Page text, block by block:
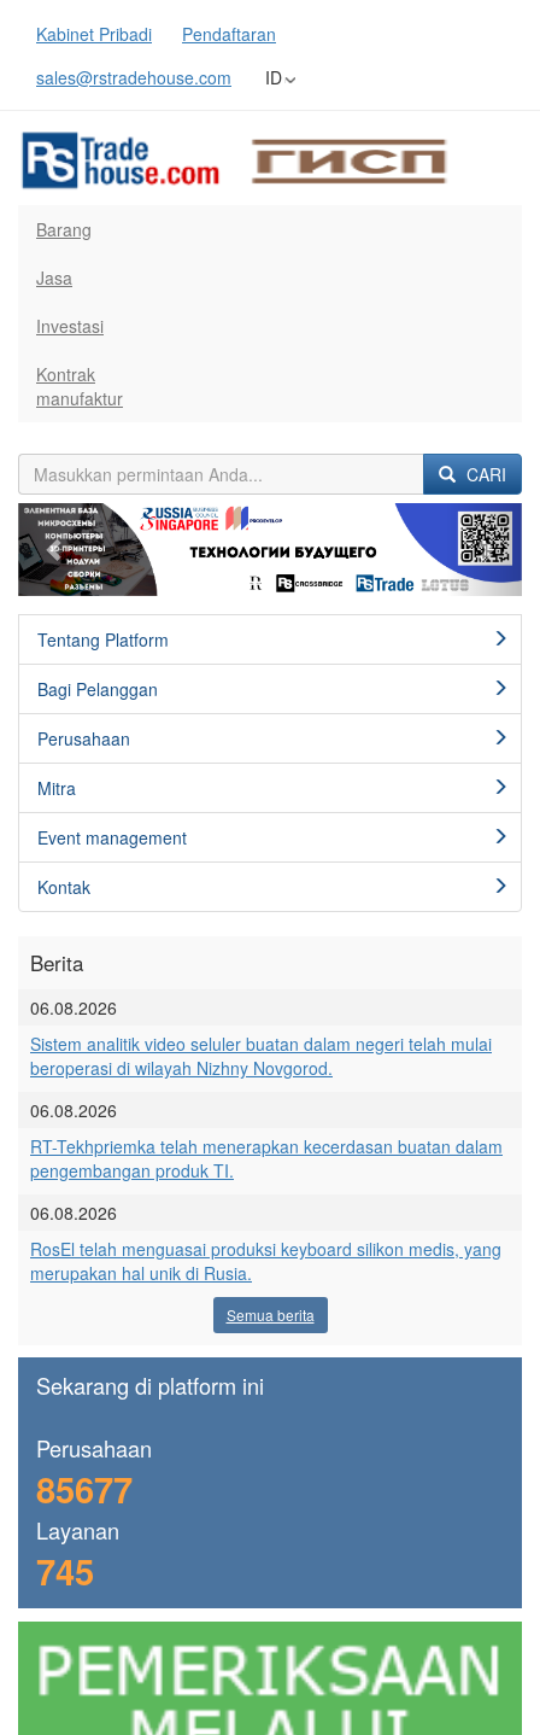
Kabinet Pribadi
Pendaftaran
sales@rstradehouse.com
ID
Barang
Jasa
Investasi
Kontrak
manufaktur
CARI
Previous Next
Tentang Platform
Bagi Pelanggan
Perusahaan
Mitra
Event management
Kontak
Berita
06.08.2026
Sistem analitik video seluler buatan dalam negeri telah mulai
beroperasi di wilayah Nizhny Novgorod.
06.08.2026
RT-Tekhpriemka telah menerapkan kecerdasan buatan dalam
pengembangan produk TI.
06.08.2026
RosEl telah menguasai produksi keyboard silikon medis, yang
merupakan hal unik di Rusia.
Semua berita
Sekarang di platform ini
Perusahaan
85677
Layanan
745